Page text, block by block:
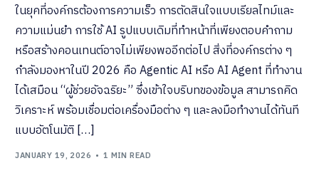
ในยุคที่องค์กรต้องการความเร็ว การตัดสินใจแบบเรียลไทม์และ
ความแม่นยำ การใช้ AI รูปแบบเดิมที่ทำหน้าที่เพียงตอบคำถาม
หรือสร้างคอนเทนต์อาจไม่เพียงพออีกต่อไป สิ่งที่องค์กรต่าง ๆ
กำลังมองหาในปี 2026 คือ Agentic AI หรือ AI Agent ที่ทำงาน
ได้เสมือน “ผู้ช่วยอัจฉริยะ” ซึ่งเข้าใจบริบทของข้อมูล สามารถคิด
วิเคราะห์ พร้อมเชื่อมต่อเครื่องมือต่าง ๆ และลงมือทำงานได้ทันที
แบบอัตโนมัติ […]
JANUARY 19, 2026 1 MIN READ